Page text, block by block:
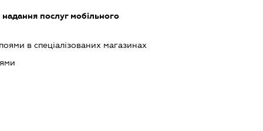
надання послуг мобільного
в спеціалізованих магазинах